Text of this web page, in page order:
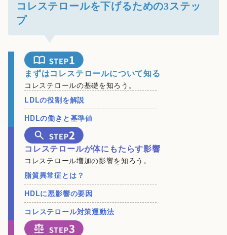
コレステロールを下げるための3ステッ
プ
まずはコレステロールについて知る
コレステロールの基礎を知ろう。
LDLの役割を解説
HDLの働きと基準値
コレステロールが体にもたらす影響
コレステロール増加の影響を知ろう。
脂質異常症とは？
HDLに悪影響の要因
コレステロール対策運動法